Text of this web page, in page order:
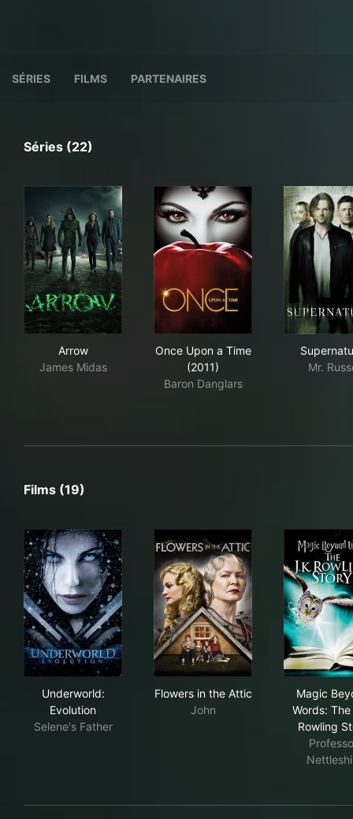
SÉRIES FILMS PARTENAIRES
Séries (22)
Arrow
James Midas
Once Upon a Time
(2011)
Baron Danglars
Mr.
Films (19)
Underworld:
Evolution
Selene's Father
Flowers in the Attic
John
Magic
Words:
Rowling